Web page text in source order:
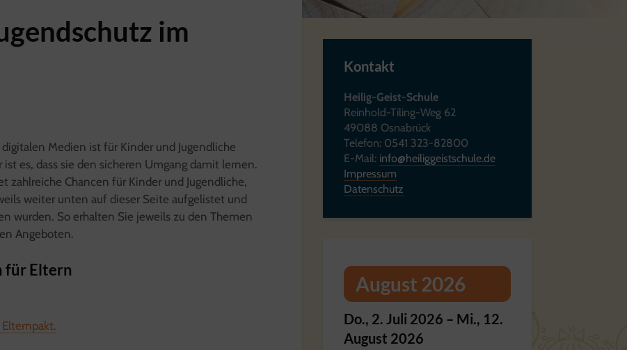
im
Medien ist für Kinder und Jugendliche
es, dass sie den sicheren Umgang damit lernen.
zahlreiche Chancen für Kinder und Jugendliche,
weiter unten auf dieser Seite aufgelistet und
wurden. So erhalten Sie jeweils zu den Themen
Angeboten.
für Eltern
Kontakt
Heilig-Geist-Schule
Reinhold-Tiling-Weg 62
49088 Osnabrück
Telefon: 0541 323-82800
E-Mail: info@heiliggeistschule.de
Impressum
Datenschutz
August 2026
Do., 2. Juli 2026 – Mi., 12.
August 2026